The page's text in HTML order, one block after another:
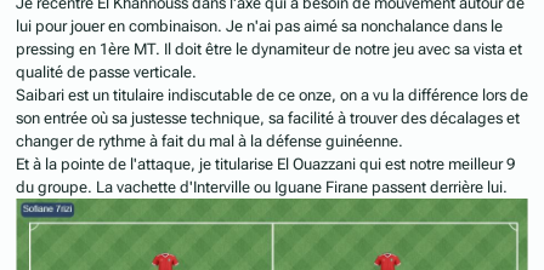
lui pour jouer en combinaison. Je n'ai pas aimé sa nonchalance dans le
pressing en 1ère MT. Il doit être le dynamiteur de notre jeu avec sa vista et
qualité de passe verticale.
Saibari est un titulaire indiscutable de ce onze, on a vu la différence lors de
son entrée où sa justesse technique, sa facilité à trouver des décalages et
changer de rythme à fait du mal à la défense guinéenne.
Et à la pointe de l'attaque, je titularise El Ouazzani qui est notre meilleur 9
du groupe. La vachette d'Interville ou Iguane Firane passent derrière lui.